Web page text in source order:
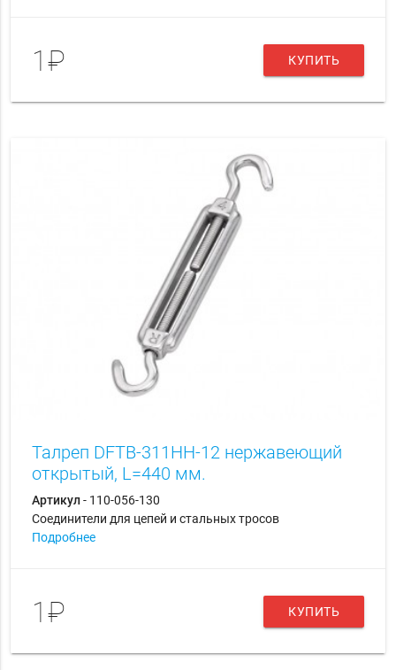
1₽ КУПИТЬ
Талреп DFTB-311HH-12 нержавеющий
открытый, L=440 мм.
Артикул- 110-056-130
Соединители для цепей и стальных тросов
Подробнее
1₽ КУПИТЬ